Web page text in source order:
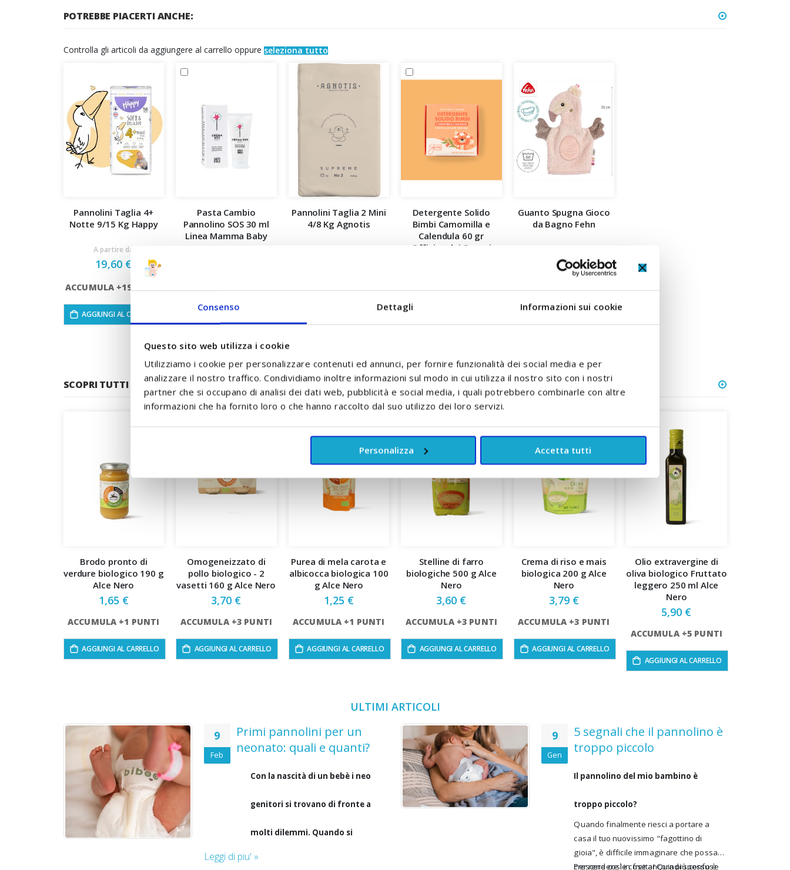
Consenso Dettagli Informazioni sui cookie
Questo sito web utilizza i cookie
Utilizziamo i cookie per personalizzare contenuti ed annunci, per fornire funzionalità dei social media e per
analizzare il nostro traffico. Condividiamo inoltre informazioni sul modo in cui utilizza il nostro sito con i nostri
partner che si occupano di analisi dei dati web, pubblicità e social media, i quali potrebbero combinarle con altre
informazioni che ha fornito loro o che hanno raccolto dal suo utilizzo dei loro servizi.
Personalizza Accetta tutti
POTREBBE PIACERTI ANCHE:
Controlla gli articoli da aggiungere al carrello oppure seleziona tutto
Pannolini Taglia 4+
Notte 9/15 Kg Happy
A partire da
19,60 €
ACCUMULA +19 PUNTI
AGGIUNGI AL CARRELLO
Pasta Cambio
Pannolino SOS 30 ml
Linea Mamma Baby
Pannolini Taglia 2 Mini
4/8 Kg Agnotis
Detergente Solido
Bimbi Camomilla e
Calendula 60 gr
Officina dei Saponi
Guanto Spugna Gioco
da Bagno Fehn
11,90 €
SCOPRI TUTTI I PRODOTTI DEL BRAND
Brodo pronto di
verdure biologico 190 g
Alce Nero
1,65 €
ACCUMULA +1 PUNTI
AGGIUNGI AL CARRELLO
Omogeneizzato di
pollo biologico - 2
vasetti 160 g Alce Nero
3,70 €
ACCUMULA +3 PUNTI
AGGIUNGI AL CARRELLO
Purea di mela carota e
albicocca biologica 100
g Alce Nero
1,25 €
ACCUMULA +1 PUNTI
AGGIUNGI AL CARRELLO
Stelline di farro
biologiche 500 g Alce
Nero
3,60 €
ACCUMULA +3 PUNTI
AGGIUNGI AL CARRELLO
Crema di riso e mais
biologica 200 g Alce
Nero
3,79 €
ACCUMULA +3 PUNTI
AGGIUNGI AL CARRELLO
Olio extravergine di
oliva biologico Fruttato
leggero 250 ml Alce
Nero
5,90 €
ACCUMULA +5 PUNTI
AGGIUNGI AL CARRELLO
ULTIMI ARTICOLI
9
Feb
Primi pannolini per un
neonato: quali e quanti?
Con la nascità di un bebè i neo
genitori si trovano di fronte a
molti dilemmi. Quando si
tratta di acquistare i primi
Leggi di piu' »
9
Gen
5 segnali che il pannolino è
troppo piccolo
Il pannolino del mio bambino è
troppo piccolo?
Quando finalmente riesci a portare a
casa il tuo nuovissimo "fagottino di
gioia", è difficile immaginare che possa
crescere così in fretta! Quindi spesso è
Per rendere le cose ancora più confuse